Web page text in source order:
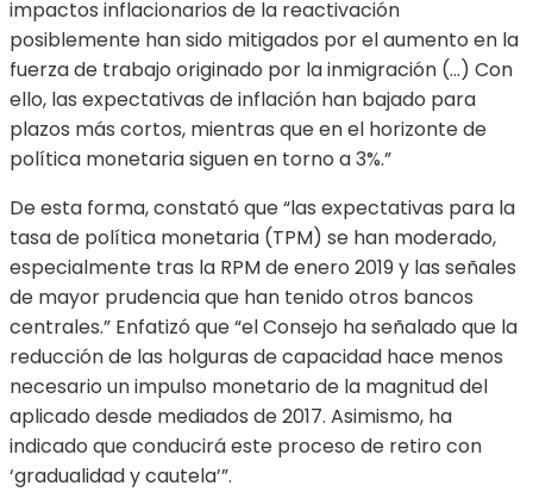
impactos inflacionarios de la reactivación
posiblemente han sido mitigados por el aumento en la
fuerza de trabajo originado por la inmigración (…) Con
ello, las expectativas de inflación han bajado para
plazos más cortos, mientras que en el horizonte de
política monetaria siguen en torno a 3%.”
De esta forma, constató que “las expectativas para la
tasa de política monetaria (TPM) se han moderado,
especialmente tras la RPM de enero 2019 y las señales
de mayor prudencia que han tenido otros bancos
centrales.” Enfatizó que “el Consejo ha señalado que la
reducción de las holguras de capacidad hace menos
necesario un impulso monetario de la magnitud del
aplicado desde mediados de 2017. Asimismo, ha
indicado que conducirá este proceso de retiro con
‘gradualidad y cautela’”.